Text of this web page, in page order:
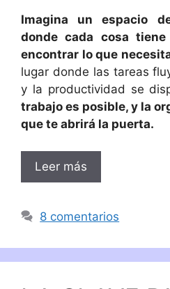
Imagina un espacio
donde cada cosa
encontrar lo que
lugar donde las tareas
y la productividad se
trabajo es posible, y la
que te abrirá la puerta.
Leer más
8 comentarios